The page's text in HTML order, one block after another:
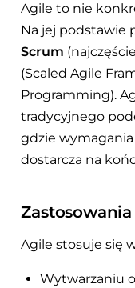
Agile to nie
Na jej podstawie
Scrum
(Scaled Agile
Programming).
tradycyjnego
gdzie
dostarcza na
Zastosowania
Agile stosuje się
Wytwarzaniu